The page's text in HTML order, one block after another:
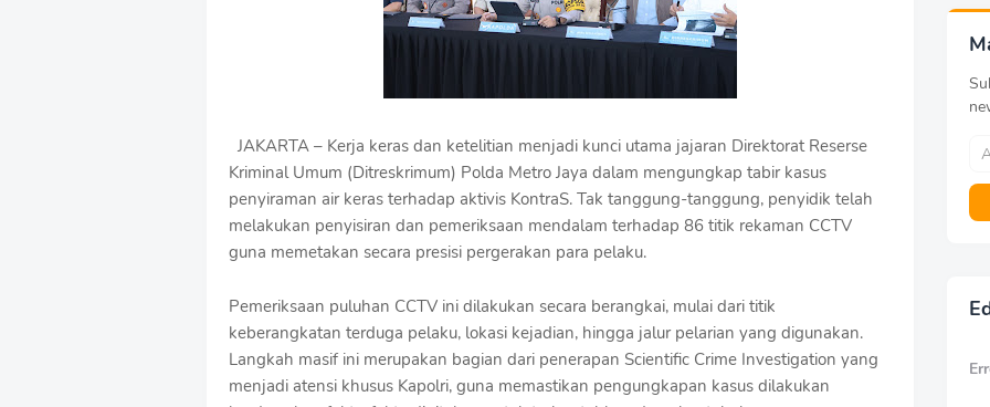
JAKARTA – Kerja keras dan ketelitian menjadi kunci utama jajaran Direktorat Reserse
Kriminal Umum (Ditreskrimum) Polda Metro Jaya dalam mengungkap tabir kasus
penyiraman air keras terhadap aktivis KontraS. Tak tanggung-tanggung, penyidik telah
melakukan penyisiran dan pemeriksaan mendalam terhadap 86 titik rekaman CCTV
guna memetakan secara presisi pergerakan para pelaku.
Pemeriksaan puluhan CCTV ini dilakukan secara berangkai, mulai dari titik
keberangkatan terduga pelaku, lokasi kejadian, hingga jalur pelarian yang digunakan.
Langkah masif ini merupakan bagian dari penerapan Scientific Crime Investigation yang
menjadi atensi khusus Kapolri, guna memastikan pengungkapan kasus dilakukan
D
e
s
i
g
n
i
t
h
S
h